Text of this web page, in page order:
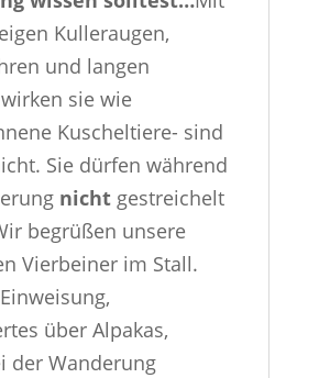
Kulleraugen,
und langen
sie wie
Kuscheltiere- sind
Sie dürfen während
nichtgestreichelt
begrüßen unsere
Vierbeiner im Stall.
über Alpakas,
der Wanderung